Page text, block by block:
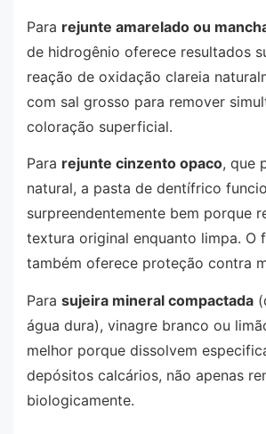
Para rejunte amarelado ou
de hidrogênio oferece resultados
reação de oxidação clareia
com sal grosso para remover
coloração superficial.
Para rejunte cinzento opaco, que
natural, a pasta de dentífrico
surpreendentemente bem porque
textura original enquanto limpa. O
também oferece proteção contra
Para sujeira mineral compactada
água dura), vinagre branco ou
melhor porque dissolvem
depósitos calcários, não apenas
biologicamente.